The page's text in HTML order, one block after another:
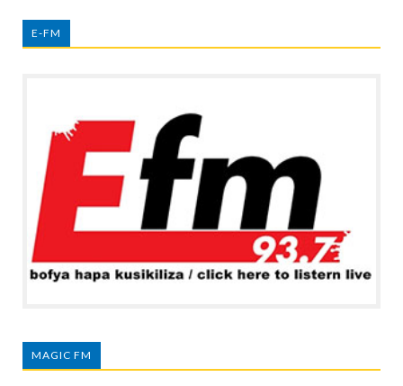
E-FM
MAGIC FM